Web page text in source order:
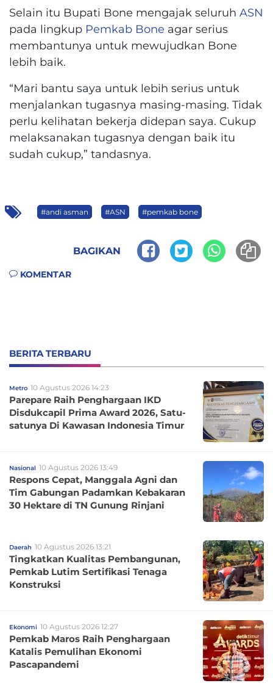
Selain itu Bupati Bone mengajak seluruh ASN
pada lingkup Pemkab Bone agar serius
membantunya untuk mewujudkan Bone
lebih baik.
“Mari bantu saya untuk lebih serius untuk
menjalankan tugasnya masing-masing. Tidak
perlu kelihatan bekerja didepan saya. Cukup
melaksanakan tugasnya dengan baik itu
sudah cukup,” tandasnya.
#andi asman #ASN #pemkab bone
BAGIKAN
KOMENTAR
BERITA TERBARU
Metro 10 Agustus 2026 14:23
Parepare Raih Penghargaan IKD
Disdukcapil Prima Award 2026, Satu-
satunya Di Kawasan Indonesia Timur
Nasional 10 Agustus 2026 13:49
Respons Cepat, Manggala Agni dan
Tim Gabungan Padamkan Kebakaran
30 Hektare di TN Gunung Rinjani
Daerah 10 Agustus 2026 13:21
Tingkatkan Kualitas Pembangunan,
Pemkab Lutim Sertifikasi Tenaga
Konstruksi
Ekonomi 10 Agustus 2026 12:27
Pemkab Maros Raih Penghargaan
Katalis Pemulihan Ekonomi
Pascapandemi